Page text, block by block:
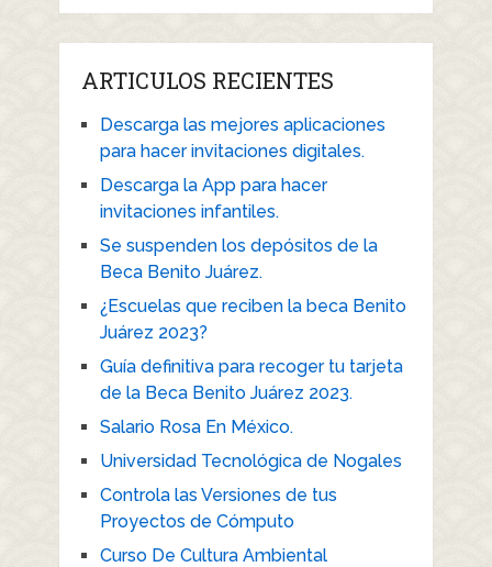
ARTICULOS RECIENTES
Descarga las mejores aplicaciones
para hacer invitaciones digitales.
Descarga la App para hacer
invitaciones infantiles.
Se suspenden los depósitos de la
Beca Benito Juárez.
¿Escuelas que reciben la beca Benito
Juárez 2023?
Guía definitiva para recoger tu tarjeta
de la Beca Benito Juárez 2023.
Salario Rosa En México.
Universidad Tecnológica de Nogales
Controla las Versiones de tus
Proyectos de Cómputo
Curso De Cultura Ambiental